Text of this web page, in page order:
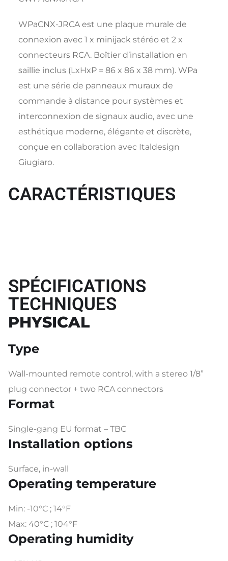
WPaCNX-JRCA est une plaque murale de
connexion avec 1 x minijack stéréo et 2 x
connecteurs RCA. Boîtier d’installation en
saillie inclus (LxHxP = 86 x 86 x 38 mm). WPa
est une série de panneaux muraux de
commande à distance pour systèmes et
interconnexion de signaux audio, avec une
esthétique moderne, élégante et discrète,
conçue en collaboration avec Italdesign
Giugiaro.
CARACTÉRISTIQUES
SPÉCIFICATIONS
TECHNIQUES
PHYSICAL
Type
Wall-mounted remote control, with a stereo 1/8”
plug connector + two RCA connectors
Format
Single-gang EU format – TBC
Installation options
Surface, in-wall
Operating temperature
Min: -10°C ; 14°F
Max: 40°C ; 104°F
Operating humidity